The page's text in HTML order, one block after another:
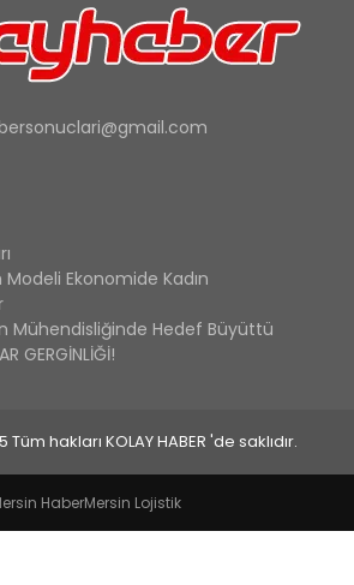
Ekonomide Kadın
Mühendisliğinde Hedef Büyüttü
GERGİNLİĞİ!
hakları KOLAY HABER 'de saklıdır.
HaberMersin Lojistik